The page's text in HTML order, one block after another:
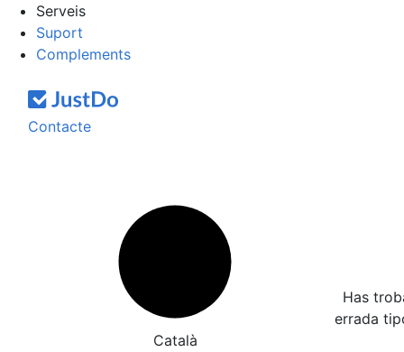
Serveis
Suport
Complements
Contacte
Català
Has
errada